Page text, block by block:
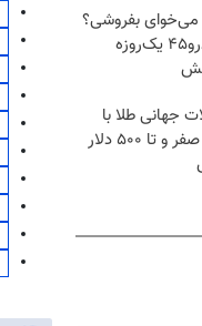
می‌خوای بفروشی؟
با خودرو۴۵ یک‌روزه
جهانی طلا با
اسپرد صفر و تا ۵۰۰ دلار